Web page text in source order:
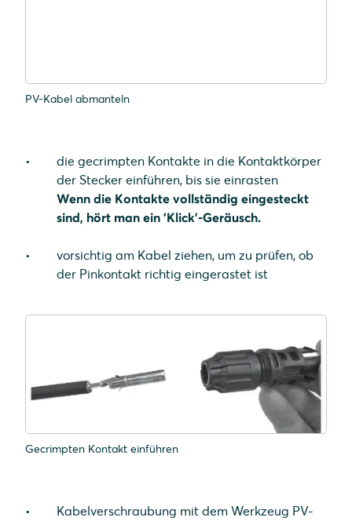
PV-Kabel abmanteln
die gecrimpten Kontakte in die Kontaktkörper
der Stecker einführen, bis sie einrasten
Wenn die Kontakte vollständig eingesteckt
sind, hört man ein 'Klick'-Geräusch.
vorsichtig am Kabel ziehen, um zu prüfen, ob
der Pinkontakt richtig eingerastet ist
Gecrimpten Kontakt einführen
Kabelverschraubung mit dem Werkzeug PV-